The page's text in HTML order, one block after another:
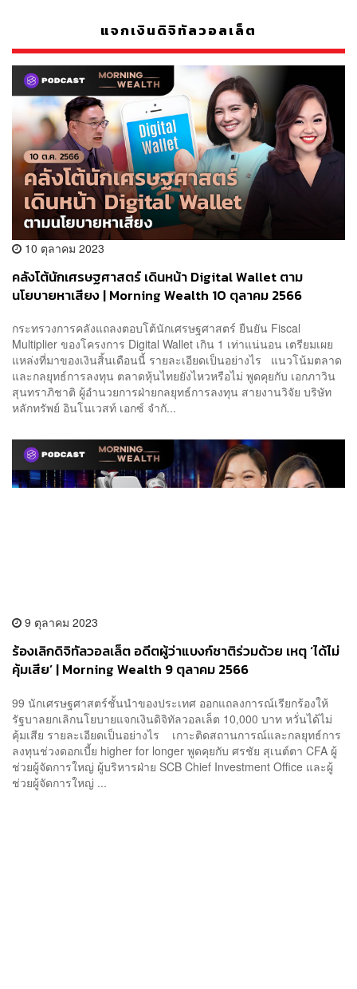
แจกเงินดิจิทัลวอลเล็ต
10 ตุลาคม 2023
คลังโต้นักเศรษฐศาสตร์ เดินหน้า Digital Wallet ตาม
นโยบายหาเสียง | Morning Wealth 10 ตุลาคม 2566
กระทรวงการคลังแถลงตอบโต้นักเศรษฐศาสตร์ ยืนยัน Fiscal
Multiplier ของโครงการ Digital Wallet เกิน 1 เท่าแน่นอน เตรียมเผย
แหล่งที่มาของเงินสิ้นเดือนนี้ รายละเอียดเป็นอย่างไร แนวโน้มตลาด
และกลยุทธ์การลงทุน ตลาดหุ้นไทยยังไหวหรือไม่ พูดคุยกับ เอกภาวิน
สุนทราภิชาติ ผู้อำนวยการฝ่ายกลยุทธ์การลงทุน สายงานวิจัย บริษัท
หลักทรัพย์ อินโนเวสท์ เอกซ์ จำกั...
9 ตุลาคม 2023
ร้องเลิกดิจิทัลวอลเล็ต อดีตผู้ว่าแบงก์ชาติร่วมด้วย เหตุ ‘ได้ไม่
คุ้มเสีย’ | Morning Wealth 9 ตุลาคม 2566
99 นักเศรษฐศาสตร์ชั้นนำของประเทศ ออกแถลงการณ์เรียกร้องให้
รัฐบาลยกเลิกนโยบายแจกเงินดิจิทัลวอลเล็ต 10,000 บาท หวั่นได้ไม่
คุ้มเสีย รายละเอียดเป็นอย่างไร เกาะติดสถานการณ์และกลยุทธ์การ
ลงทุนช่วงดอกเบี้ย higher for longer พูดคุยกับ ศรชัย สุเนต์ตา CFA ผู้
ช่วยผู้จัดการใหญ่ ผู้บริหารฝ่าย SCB Chief Investment Office และผู้
ช่วยผู้จัดการใหญ่ ...